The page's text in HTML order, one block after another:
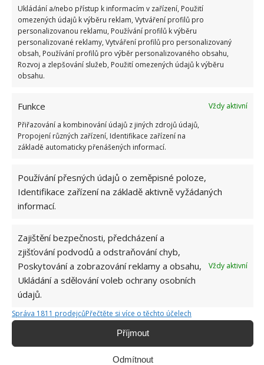
Ukládání a/nebo přístup k informacím v zařízení, Použití
omezených údajů k výběru reklam, Vytváření profilů pro
personalizovanou reklamu, Používání profilů k výběru
personalizované reklamy, Vytváření profilů pro personalizovaný
obsah, Používání profilů pro výběr personalizovaného obsahu,
Rozvoj a zlepšování služeb, Použití omezených údajů k výběru
obsahu.
Funkce
Vždy aktivní
Přiřazování a kombinování údajů z jiných zdrojů údajů,
Propojení různých zařízení, Identifikace zařízení na
základě automaticky přenášených informací.
Používání přesných údajů o zeměpisné poloze,
Identifikace zařízení na základě aktivně vyžádaných
informací.
Zajištění bezpečnosti, předcházení a
zjišťování podvodů a odstraňování chyb,
Poskytování a zobrazování reklamy a obsahu,
Ukládání a sdělování voleb ochrany osobních
údajů.
Vždy aktivní
Správa 1811 prodejcůPřečtěte si více o těchto účelech
Příjmout
Odmítnout
jednou je omyjte čistou vodou. Opět vše pečlivě
vysušte. Pokud je podlaha silně špinavá, můžete
přidat černé mýdlo. Skvěle odstraňuje nečistoty a je
vhodné na všechny podlahové krytiny.
OCET PODLAHA ÚKLID